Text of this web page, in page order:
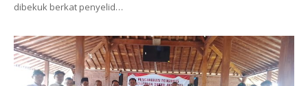
dibekuk berkat penyelid…